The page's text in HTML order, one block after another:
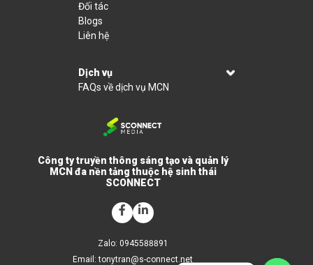
Công ty truyền thông sáng tạo và quản lý
MCN đa nền tảng thuộc hệ sinh thái
SCONNECT
Zalo: 0945588891
Email:tonytran@s-connect.net
Đối tác
Blogs
Liên hệ
Dịch vụ
FAQs về dịch vụ MCN